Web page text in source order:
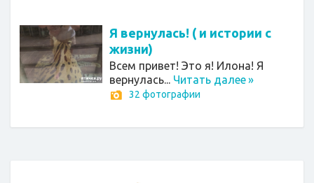
Я вернулась! ( и истории с
жизни)
Всем привет! Это я! Илона! Я
вернулась... Читать далее»
32 фотографии